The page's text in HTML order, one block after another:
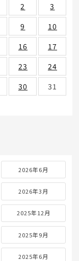
2
3
9
10
16
17
23
24
30
31
2026年6月
2026年3月
2025年12月
2025年9月
2025年6月